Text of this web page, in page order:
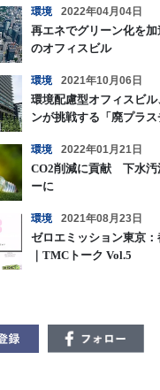
環境 2022年04月04日
再エネでグリーン化を
のオフィスビル
環境 2021年10月06日
環境配慮型オフィスビ
ンが挑戦する「廃プラス
環境 2022年01月21日
CO2削減に貢献 下水汚
ーに
環境 2021年08月23日
ゼロエミッション東京
｜TMCトーク Vol.5